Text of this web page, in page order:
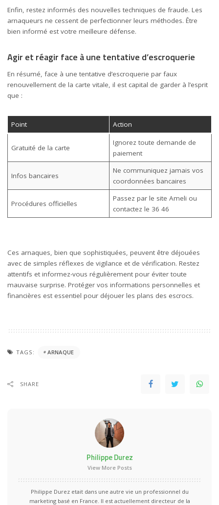
Enfin, restez informés des nouvelles techniques de fraude. Les
arnaqueurs ne cessent de perfectionner leurs méthodes. Être
bien informé est votre meilleure défense.
Agir et réagir face à une tentative d’escroquerie
En résumé, face à une tentative d’escroquerie par faux
renouvellement de la carte vitale, il est capital de garder à l’esprit
que :
Point Action
Gratuité de la carte
Ignorez toute demande de
paiement
Infos bancaires
Ne communiquez jamais vos
coordonnées bancaires
Procédures officielles
Passez par le site Ameli ou
contactez le 36 46
Ces arnaques, bien que sophistiquées, peuvent être déjouées
avec de simples réflexes de vigilance et de vérification. Restez
attentifs et informez-vous régulièrement pour éviter toute
mauvaise surprise. Protéger vos informations personnelles et
financières est essentiel pour déjouer les plans des escrocs.
TAGS: ARNAQUE
SHARE
Philippe Durez
View More Posts
Philippe Durez etait dans une autre vie un professionnel du
marketing basé en France. Il est actuellement directeur de la